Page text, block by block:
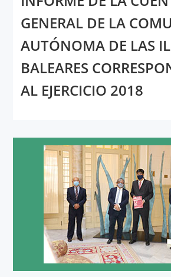
GENERAL DE LA
AUTÓNOMA DE LAS
BALEARES
AL EJERCICIO 2018